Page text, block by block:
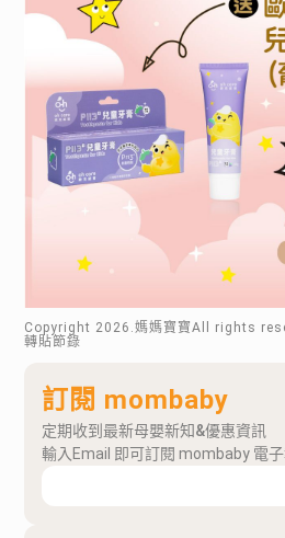
Copyright 2026 .媽媽寶寶All rights
轉貼節錄
訂閱 mombaby
定期收到最新母嬰新知&優惠資訊
輸入Email 即可訂閱 mombaby 電